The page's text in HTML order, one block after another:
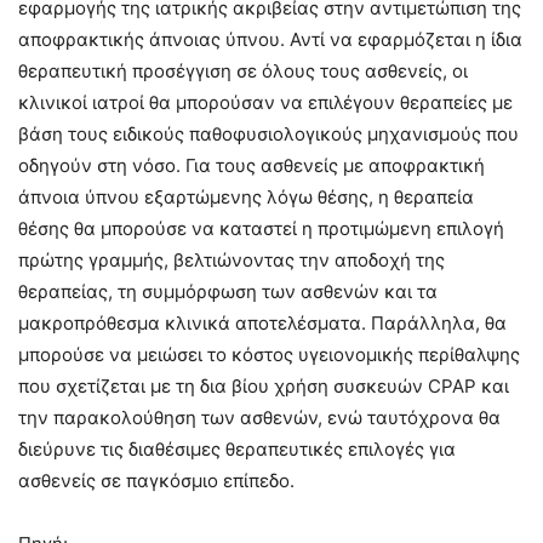
εφαρμογής της ιατρικής ακριβείας στην αντιμετώπιση της
αποφρακτικής άπνοιας ύπνου. Αντί να εφαρμόζεται η ίδια
θεραπευτική προσέγγιση σε όλους τους ασθενείς, οι
κλινικοί ιατροί θα μπορούσαν να επιλέγουν θεραπείες με
βάση τους ειδικούς παθοφυσιολογικούς μηχανισμούς που
οδηγούν στη νόσο. Για τους ασθενείς με αποφρακτική
άπνοια ύπνου εξαρτώμενης λόγω θέσης, η θεραπεία
θέσης θα μπορούσε να καταστεί η προτιμώμενη επιλογή
πρώτης γραμμής, βελτιώνοντας την αποδοχή της
θεραπείας, τη συμμόρφωση των ασθενών και τα
μακροπρόθεσμα κλινικά αποτελέσματα. Παράλληλα, θα
μπορούσε να μειώσει το κόστος υγειονομικής περίθαλψης
που σχετίζεται με τη δια βίου χρήση συσκευών CPAP και
την παρακολούθηση των ασθενών, ενώ ταυτόχρονα θα
διεύρυνε τις διαθέσιμες θεραπευτικές επιλογές για
ασθενείς σε παγκόσμιο επίπεδο.